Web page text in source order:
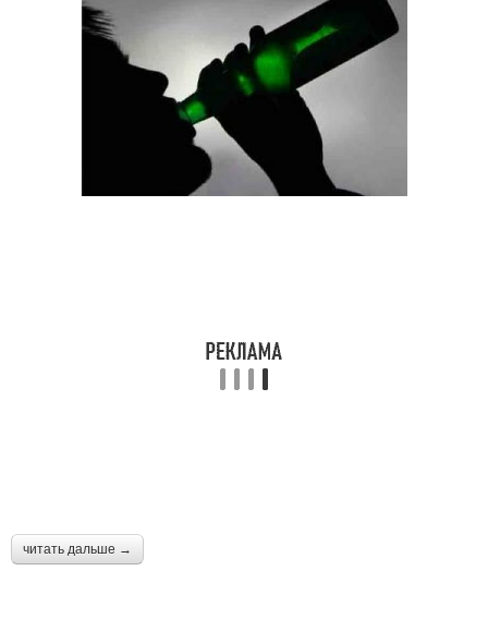
читать дальше →